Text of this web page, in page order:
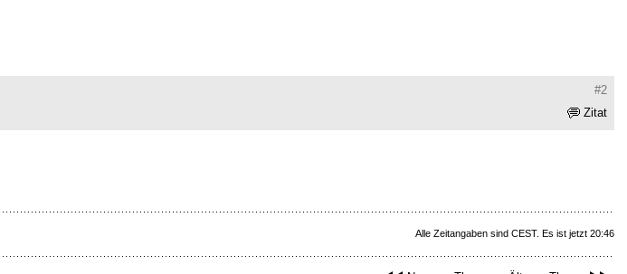
#2
Zitat
Alle Zeitangaben sind CEST. Es ist jetzt 20:46